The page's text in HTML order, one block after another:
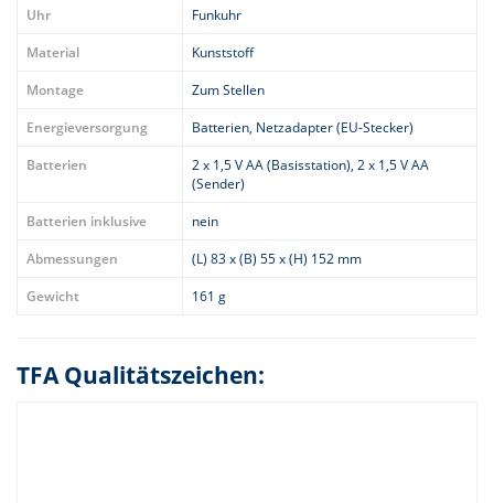
Uhr
Funkuhr
Material
Kunststoff
Montage
Zum Stellen
Energieversorgung
Batterien, Netzadapter (EU-Stecker)
Batterien
2 x 1,5 V AA (Basisstation), 2 x 1,5 V AA
(Sender)
Batterien inklusive
nein
Abmessungen
(L) 83 x (B) 55 x (H) 152 mm
Gewicht
161 g
TFA Qualitätszeichen: